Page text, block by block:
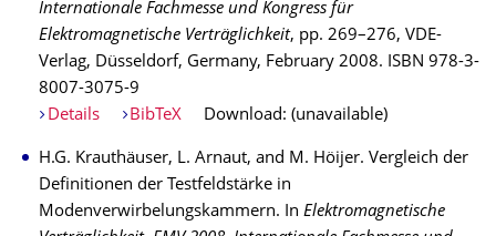
Internationale Fachmesse und Kongress für
Elektromagnetische Verträglichkeit, pp. 269–276, VDE-
Verlag, Düsseldorf, Germany, February 2008. ISBN 978-3-
8007-3075-9
Details
BibTeX Download: (unavailable)
H.G. Krauthäuser, L. Arnaut, and M. Höijer. Vergleich der
Definitionen der Testfeldstärke in
Modenverwirbelungskammern. In Elektromagnetische